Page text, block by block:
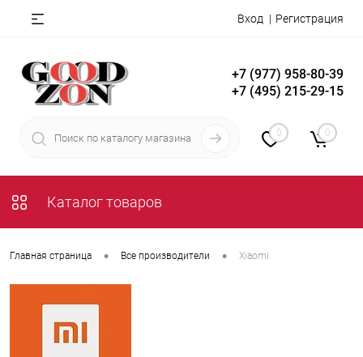
Вход Регистрация
+7 (977) 958-80-39
+7 (495) 215-29-15
0 0
Каталог товаров
Главная страница • Все производители • Xiaomi